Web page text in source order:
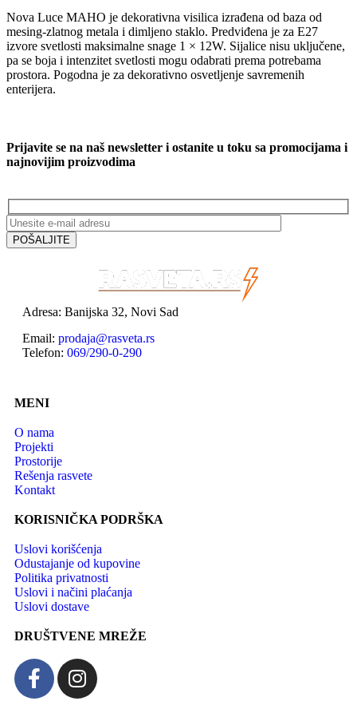
Nova Luce MAHO je dekorativna visilica izrađena od baza od
mesing-zlatnog metala i dimljeno staklo. Predviđena je za E27
izvore svetlosti maksimalne snage 1 × 12W. Sijalice nisu uključene,
pa se boja i intenzitet svetlosti mogu odabrati prema potrebama
prostora. Pogodna je za dekorativno osvetljenje savremenih
enterijera.
Prijavite se na naš newsletter i ostanite u toku sa promocijama i
najnovijim proizvodima
Adresa: Banijska 32, Novi Sad
Email: prodaja@rasveta.rs
Telefon: 069/290-0-290
MENI
O nama
Projekti
Prostorije
Rešenja rasvete
Kontakt
KORISNIČKA PODRŠKA
Uslovi korišćenja
Odustajanje od kupovine
Politika privatnosti
Uslovi i načini plaćanja
Uslovi dostave
DRUŠTVENE MREŽE